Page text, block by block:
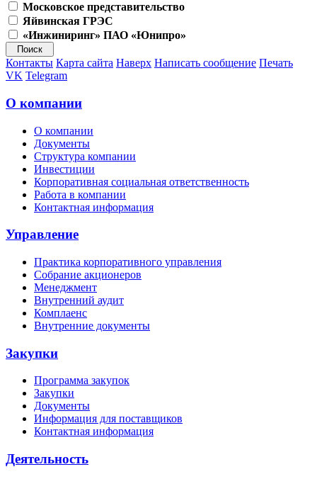
Московское представительство
Яйвинская ГРЭС
«Инжиниринг» ПАО «Юнипро»
Контакты Карта сайта Наверх Написать сообщение Печать
VK Telegram
О компании
О компании
Документы
Структура компании
Инвестиции
Корпоративная социальная ответственность
Работа в компании
Контактная информация
Управление
Практика корпоративного управления
Собрание акционеров
Менеджмент
Внутренний аудит
Комплаенс
Внутренние документы
Закупки
Программа закупок
Закупки
Документы
Информация для поставщиков
Контактная информация
Деятельность